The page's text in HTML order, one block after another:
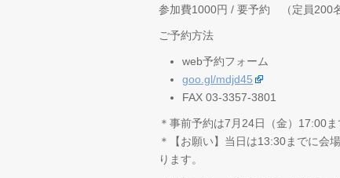
参加費1000円 / 要予約 （定員200名
ご予約方法
web予約フォーム
goo.gl/mdjd45
FAX 03-3357-3801
＊事前予約は7月24日（金）17:00
＊【お願い】当日は13:30までに会
ります。